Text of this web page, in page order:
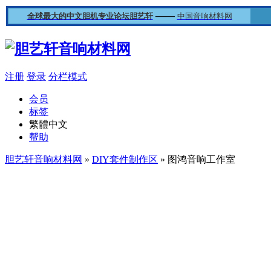
全球最大的中文胆机专业论坛胆艺轩—— 中国音响材料网
注册 登录 分栏模式
会员
标签
繁體中文
帮助
胆艺轩音响材料网 » DIY套件制作区 » 图鸿音响工作室